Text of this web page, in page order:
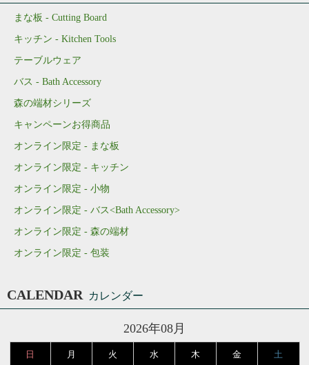
まな板 - Cutting Board
キッチン - Kitchen Tools
テーブルウェア
バス - Bath Accessory
森の端材シリーズ
キャンペーンお得商品
オンライン限定 - まな板
オンライン限定 - キッチン
オンライン限定 - 小物
オンライン限定 - バス<Bath Accessory>
オンライン限定 - 森の端材
オンライン限定 - 包装
CALENDAR カレンダー
2026年08月
日 月 火 水 木 金 土